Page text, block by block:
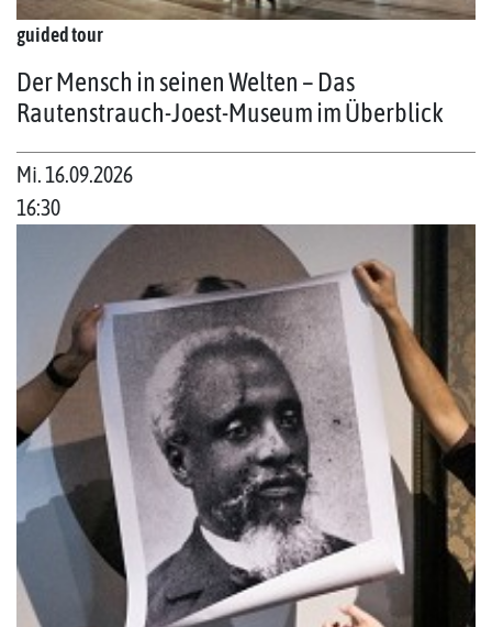
guided tour
Der Mensch in seinen Welten – Das
Rautenstrauch-Joest-Museum im Überblick
Mi. 16.09.2026
16:30